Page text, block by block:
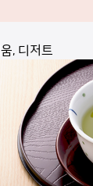
, 디저트